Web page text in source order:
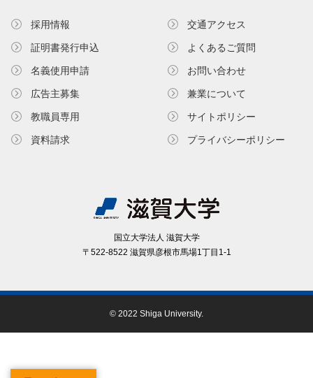
国⽴⼤学法⼈ 滋賀⼤学
〒522-8522 滋賀県彦根市⾺場1丁⽬1-1
採用情報
証明書発⾏申込
名義使⽤申請
広告主募集
教職員専⽤
資料請求
交通アクセス
よくあるご質問
お問い合わせ
兼業について
サイトポリシー
プライバシーポリシー
© 2022 Shiga University.